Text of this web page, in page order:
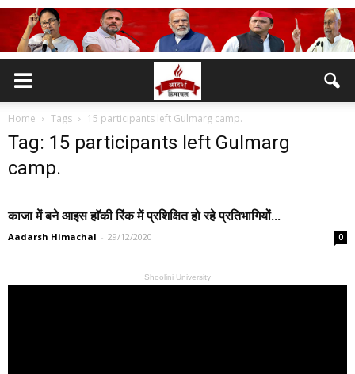
Home Tags 15 participants left Gulmarg camp.
Tag: 15 participants left Gulmarg
camp.
काजा में बने आइस हाॅकी रिंक में प्रशिक्षित हो रहे प्रतिभागियों...
Aadarsh Himachal - 29/12/2020 0
Shoolini University